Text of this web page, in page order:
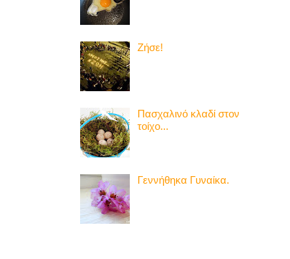
Ζήσε!
Πασχαλινό κλαδί στον
τοίχο...
Γεννήθηκα Γυναίκα.